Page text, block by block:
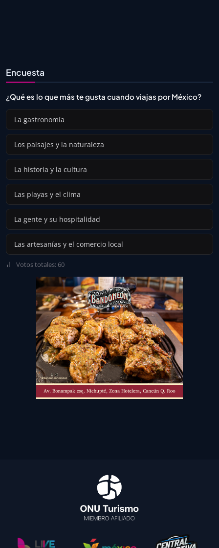
Encuesta
¿Qué es lo que más te gusta cuando viajas por México?
La gastronomía
Los paisajes y la naturaleza
La historia y la cultura
Las playas y el clima
La gente y su hospitalidad
Las artesanías y el comercio local
Votos totales: 60